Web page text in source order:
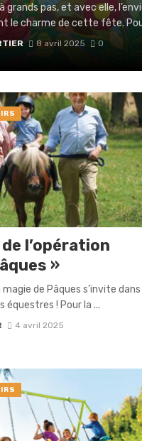
grands pas, et avec elle,
le charme de cette fête.
8 avril 2025 0
l’opération
»
de Pâques s’invite dans
! Pour la ...
4 avril 2025